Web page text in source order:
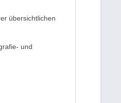
übersichtlichen
und